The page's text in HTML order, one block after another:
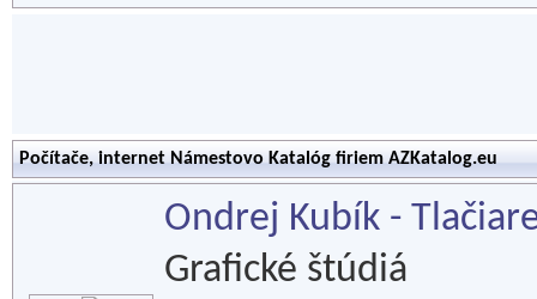
Počítače, internet Námestovo Katalóg firiem AZKatalog.eu
Ondrej Kubík -
Grafické štúdiá